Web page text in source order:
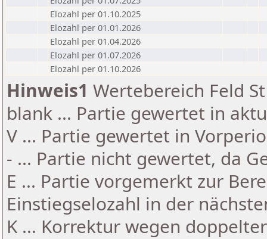
Elozahl per 01.10.2025
Elozahl per 01.01.2026
Elozahl per 01.04.2026
Elozahl per 01.07.2026
Elozahl per 01.10.2026
Hinweis1 Wertebereich Feld
blank ... Partie gewertet in
V ... Partie gewertet in
- ... Partie nicht gewertet, da
E ... Partie vorgemerkt zur
Einstiegselozahl in der
K ... Korrektur wegen